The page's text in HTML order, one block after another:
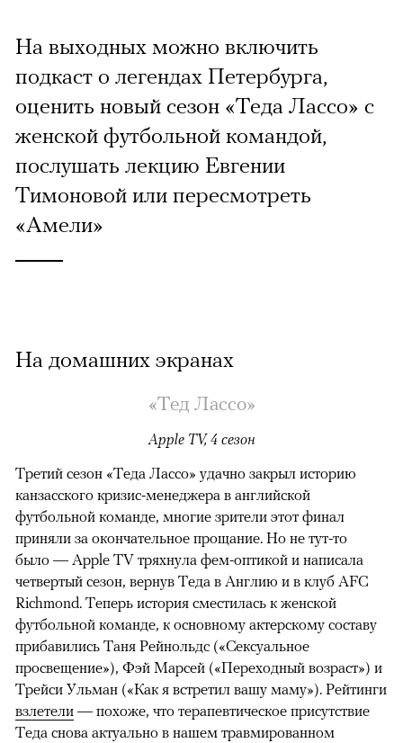
На выходных можно включить
подкаст о легендах Петербурга,
оценить новый сезон «Теда Лассо» с
женской футбольной командой,
послушать лекцию Евгении
Тимоновой или пересмотреть
«Амели»
На домашних экранах
«Тед Лассо»
Apple TV, 4 сезон
00:00 / 00:00
Третий сезон «Теда Лассо» удачно закрыл историю
канзасского кризис-менеджера в английской
футбольной команде, многие зрители этот финал
приняли за окончательное прощание. Но не тут-то
было — Apple TV тряхнула фем-оптикой и написала
четвертый сезон, вернув Теда в Англию и в клуб AFC
Richmond. Теперь история сместилась к женской
футбольной команде, к основному актерскому составу
прибавились Таня Рейнольдс («Сексуальное
просвещение»), Фэй Марсей («Переходный возраст») и
Трейси Ульман («Как я встретил вашу маму»). Рейтинги
взлетели — похоже, что терапевтическое присутствие
Теда снова актуально в нашем травмированном